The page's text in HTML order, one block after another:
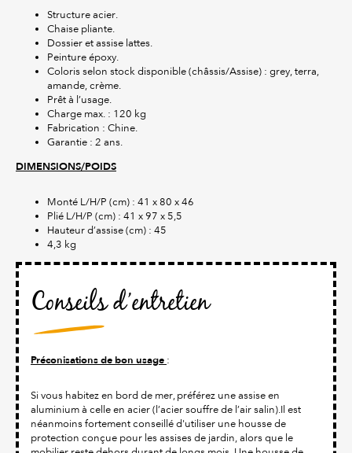
Structure acier.
Chaise pliante.
Dossier et assise lattes.
Peinture époxy.
Coloris selon stock disponible (châssis/Assise) : grey, terra,
amande, crème.
Prêt à l’usage.
Charge max. : 120 kg
Fabrication : Chine.
Garantie : 2 ans.
DIMENSIONS/POIDS
Monté L/H/P (cm) : 41 x 80 x 46
Plié L/H/P (cm) : 41 x 97 x 5,5
Hauteur d’assise (cm) : 45
4,3 kg
Conseils d’entretien
Préconisations de bon usage :
Si vous habitez en bord de mer, préférez une assise en
aluminium à celle en acier (l’acier souffre de l’air salin).Il est
néanmoins fortement conseillé d'utiliser une housse de
protection conçue pour les assises de jardin, alors que le